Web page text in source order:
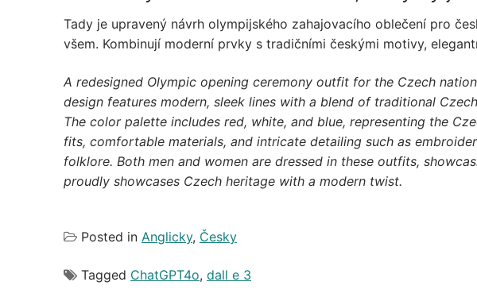
Tady je upravený návrh olympijského zahajovacího oblečení pro
všem. Kombinují moderní prvky s tradičními českými motivy,
A redesigned Olympic opening ceremony outfit for the Czech
design features modern, sleek lines with a blend of traditional
The color palette includes red, white, and blue, representing the
fits, comfortable materials, and intricate detailing such as
folklore. Both men and women are dressed in these outfits,
proudly showcases Czech heritage with a modern twist.
Posted in Anglicky, Česky
Tagged ChatGPT4o, dall e 3